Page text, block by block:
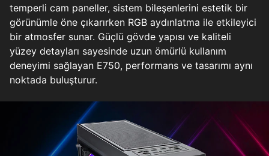
temperli cam paneller, sistem bileşenlerini estetik bir
görünümle öne çıkarırken RGB aydınlatma ile etkileyici
bir atmosfer sunar. Güçlü gövde yapısı ve kaliteli
yüzey detayları sayesinde uzun ömürlü kullanım
deneyimi sağlayan E750, performans ve tasarımı aynı
noktada buluşturur.